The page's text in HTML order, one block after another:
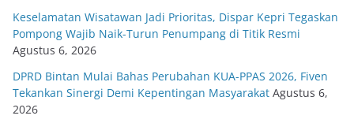
Keselamatan Wisatawan Jadi Prioritas, Dispar Kepri Tegaskan
Pompong Wajib Naik-Turun Penumpang di Titik Resmi
Agustus 6, 2026
DPRD Bintan Mulai Bahas Perubahan KUA-PPAS 2026, Fiven
Tekankan Sinergi Demi Kepentingan Masyarakat Agustus 6,
2026